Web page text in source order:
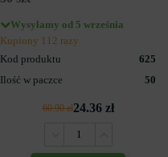
Wysyłamy od 5 września
Kupiony 112 razy
Kod produktu
625
Ilość w paczce
50
60.90 zł24.36 zł